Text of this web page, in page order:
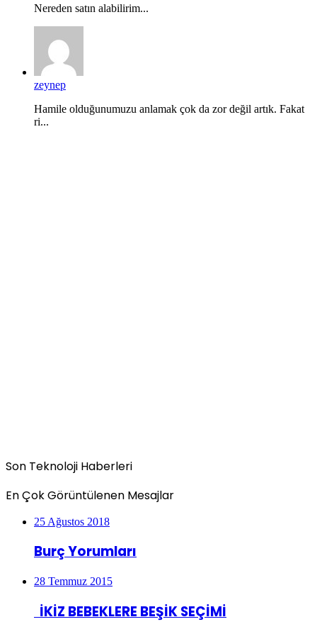
Nereden satın alabilirim...
zeynep
Hamile olduğunumuzu anlamak çok da zor değil artık. Fakat
ri...
Son Teknoloji Haberleri
En Çok Görüntülenen Mesajlar
25 Ağustos 2018
Burç Yorumları
28 Temmuz 2015
İKİZ BEBEKLERE BEŞİK SEÇİMİ